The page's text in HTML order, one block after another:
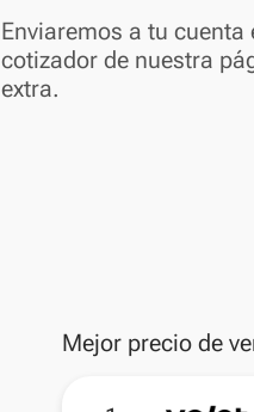
Enviaremos a tu
cotizador de nuestra
extra.
Mejor precio de